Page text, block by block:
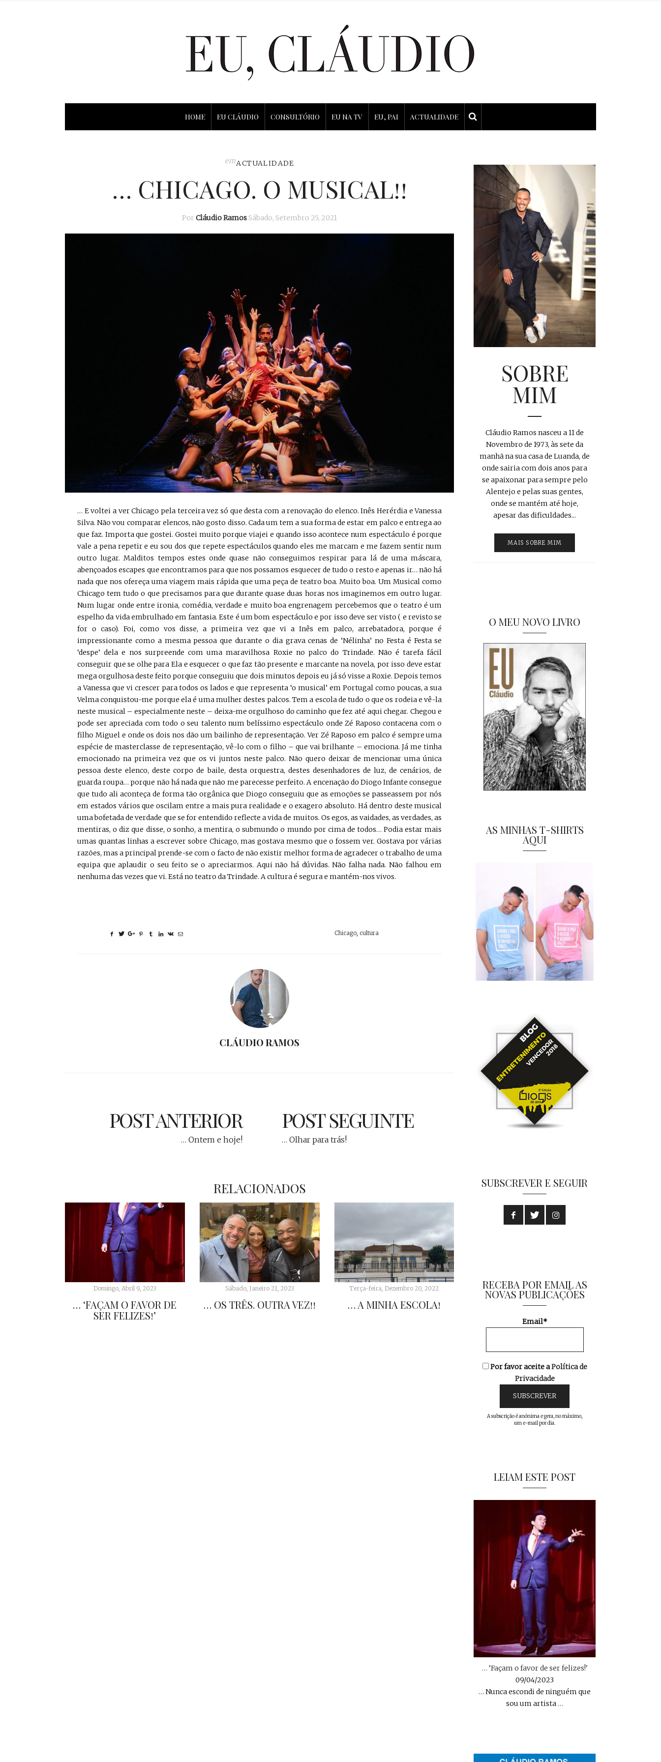
HOME EU CLÁUDIO CONSULTÓRIO EU NA TV EU, PAI ACTUALIDADE
emACTUALIDADE
… CHICAGO. O MUSICAL!!
PorCláudio Ramos Sábado, Setembro 25, 2021
… E voltei a ver Chicago pela terceira vez só que desta com a renovação do elenco. Inês Herérdia e Vanessa
Silva. Não vou comparar elencos, não gosto disso. Cada um tem a sua forma de estar em palco e entrega ao
que faz. Importa que gostei. Gostei muito porque viajei e quando isso acontece num espectáculo é porque
vale a pena repetir e eu sou dos que repete espectáculos quando eles me marcam e me fazem sentir num
outro lugar. Malditos tempos estes onde quase não conseguimos respirar para lá de uma máscara,
abençoados escapes que encontramos para que nos possamos esquecer de tudo o resto e apenas ir… não há
nada que nos ofereça uma viagem mais rápida que uma peça de teatro boa. Muito boa. Um Musical como
Chicago tem tudo o que precisamos para que durante quase duas horas nos imaginemos em outro lugar.
Num lugar onde entre ironia, comédia, verdade e muito boa engrenagem percebemos que o teatro é um
espelho da vida embrulhado em fantasia. Este é um bom espectáculo e por isso deve ser visto ( e revisto se
for o caso). Foi, como vos disse, a primeira vez que vi a Inês em palco, arrebatadora, porque é
impressionante como a mesma pessoa que durante o dia grava cenas de ‘Nélinha’ no Festa é Festa se
‘despe’ dela e nos surpreende com uma maravilhosa Roxie no palco do Trindade. Não é tarefa fácil
conseguir que se olhe para Ela e esquecer o que faz tão presente e marcante na novela, por isso deve estar
mega orgulhosa deste feito porque conseguiu que dois minutos depois eu já só visse a Roxie. Depois temos
a Vanessa que vi crescer para todos os lados e que representa ‘o musical’ em Portugal como poucas, a sua
Velma conquistou-me porque ela é uma mulher destes palcos. Tem a escola de tudo o que os rodeia e vê-la
neste musical – especialmente neste – deixa-me orgulhoso do caminho que fez até aqui chegar. Chegou e
pode ser apreciada com todo o seu talento num belíssimo espectáculo onde Zé Raposo contacena com o
filho Miguel e onde os dois nos dão um bailinho de representação. Ver Zé Raposo em palco é sempre uma
espécie de masterclasse de representação, vê-lo com o filho – que vai brilhante – emociona. Já me tinha
emocionado na primeira vez que os vi juntos neste palco. Não quero deixar de mencionar uma única
pessoa deste elenco, deste corpo de baile, desta orquestra, destes desenhadores de luz, de cenários, de
guarda roupa… porque não há nada que não me parecesse perfeito. A encenação do Diogo Infante consegue
que tudo ali aconteça de forma tão orgânica que Diogo conseguiu que as emoções se passeassem por nós
em estados vários que oscilam entre a mais pura realidade e o exagero absoluto. Há dentro deste musical
uma bofetada de verdade que se for entendido reflecte a vida de muitos. Os egos, as vaidades, as verdades, as
mentiras, o diz que disse, o sonho, a mentira, o submundo o mundo por cima de todos… Podia estar mais
umas quantas linhas a escrever sobre Chicago, mas gostava mesmo que o fossem ver. Gostava por várias
razões, mas a principal prende-se com o facto de não existir melhor forma de agradecer o trabalho de uma
equipa que aplaudir o seu feito se o apreciarmos. Aqui não há dúvidas. Não falha nada. Não falhou em
nenhuma das vezes que vi. Está no teatro da Trindade. A cultura é segura e mantém-nos vivos.
Chicago, cultura
CLÁUDIO RAMOS
POST ANTERIOR
… Ontem e hoje!
POST SEGUINTE
… Olhar para trás!
RELACIONADOS
Domingo, Abril 9, 2023
… ‘FAÇAM O FAVOR DE
SER FELIZES!’
Sábado, Janeiro 21, 2023
… OS TRÊS. OUTRA VEZ!!
Terça-feira, Dezembro 20, 2022
… A MINHA ESCOLA!
SOBRE
MIM
Cláudio Ramos nasceu a 11 de
Novembro de 1973, às sete da
manhã na sua casa de Luanda, de
onde sairia com dois anos para
se apaixonar para sempre pelo
Alentejo e pelas suas gentes,
onde se mantém até hoje,
apesar das dificuldades...
MAIS SOBRE MIM
O MEU NOVO LIVRO
AS MINHAS T-SHIRTS
AQUI
SUBSCREVER E SEGUIR
RECEBA POR EMAIL AS
NOVAS PUBLICAÇÕES
Email*
Por favor aceite aPolítica de
Privacidade
A subscrição é anónima e gera, no máximo,
um e-mail por dia.
LEIAM ESTE POST
… ‘Façam o favor de ser felizes!’
09/04/2023
… Nunca escondi de ninguém que
sou um artista…